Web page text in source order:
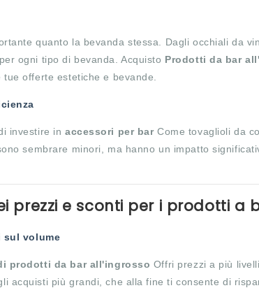
quanto la bevanda stessa. Dagli occhiali da
ogni tipo di bevanda. Acquisto Prodotti da bar
offerte estetiche e bevande.
investire in accessori per barCome tovaglioli da
sembrare minori, ma hanno un impatto
prezzi e sconti per i prodotti a
sul volume
prodotti da bar all'ingrosso Offri prezzi a più
acquisti più grandi, che alla fine ti consente di